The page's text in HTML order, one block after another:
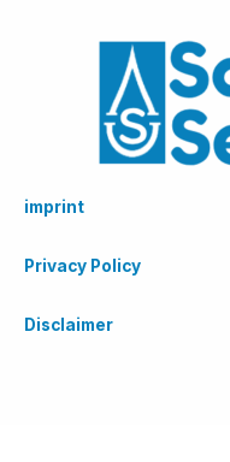
imprint
Privacy Policy
Disclaimer